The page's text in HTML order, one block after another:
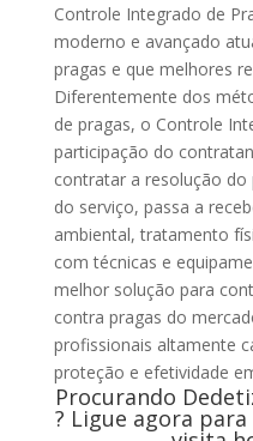
Controle Integrado de
moderno e avançado
pragas e que melhores
Diferentemente dos
de pragas, o Controle
participação do
contratar a resolução
do serviço, passa a
ambiental, tratamento
com técnicas e
melhor solução para
contra pragas do
profissionais altamente
proteção e efetividade
Procurando
? Ligue agora